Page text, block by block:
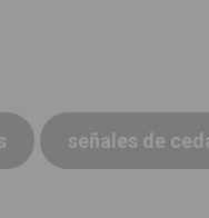
señales de